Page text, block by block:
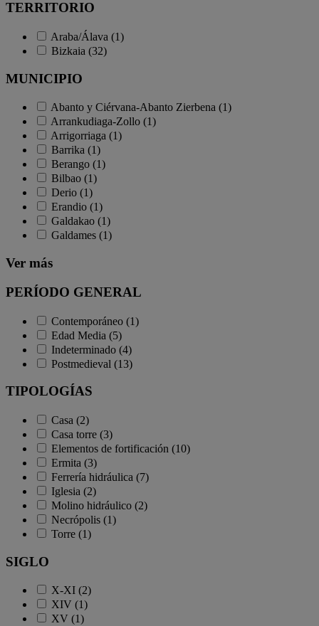
TERRITORIO
Araba/Álava (1)
Bizkaia (32)
MUNICIPIO
Abanto y Ciérvana-Abanto Zierbena (1)
Arrankudiaga-Zollo (1)
Arrigorriaga (1)
Barrika (1)
Berango (1)
Bilbao (1)
Derio (1)
Erandio (1)
Galdakao (1)
Galdames (1)
Ver más
PERÍODO GENERAL
Contemporáneo (1)
Edad Media (5)
Indeterminado (4)
Postmedieval (13)
TIPOLOGÍAS
Casa (2)
Casa torre (3)
Elementos de fortificación (10)
Ermita (3)
Ferrería hidráulica (7)
Iglesia (2)
Molino hidráulico (2)
Necrópolis (1)
Torre (1)
SIGLO
X-XI (2)
XIV (1)
XV (1)